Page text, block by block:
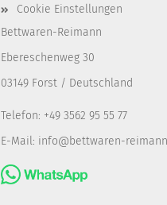
Cookie Einstellungen
Bettwaren-Reimann
Ebereschenweg 30
03149 Forst / Deutschland
Telefon: +49 3562 95 55 77
E-Mail: info@bettwaren-